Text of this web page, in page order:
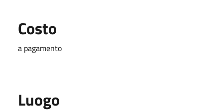
Costo
a pagamento
Luogo